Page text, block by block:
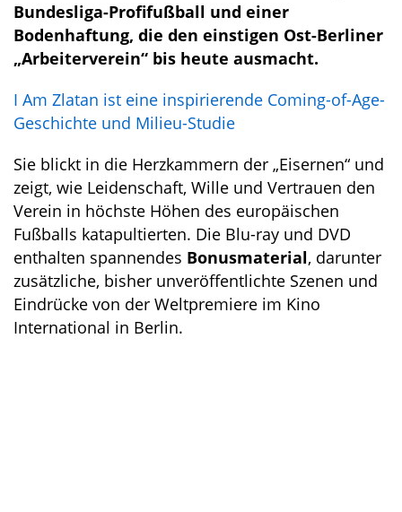
Bundesliga-Profifußball und einer
Bodenhaftung, die den einstigen Ost-Berliner
„Arbeiterverein“ bis heute ausmacht.
I Am Zlatan ist eine inspirierende Coming-of-Age-
Geschichte und Milieu-Studie
Sie blickt in die Herzkammern der „Eisernen“ und
zeigt, wie Leidenschaft, Wille und Vertrauen den
Verein in höchste Höhen des europäischen
Fußballs katapultierten. Die Blu-ray und DVD
enthalten spannendes Bonusmaterial, darunter
zusätzliche, bisher unveröffentlichte Szenen und
Eindrücke von der Weltpremiere im Kino
International in Berlin.